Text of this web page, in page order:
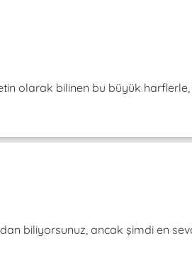
olarak bilinen bu büyük harflerle,
biliyorsunuz, ancak şimdi en